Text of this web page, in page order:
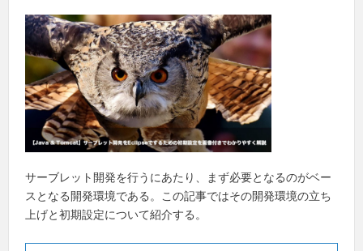
サーブレット開発を行うにあたり、まず必要となるのがベー
スとなる開発環境である。この記事ではその開発環境の立ち
上げと初期設定について紹介する。